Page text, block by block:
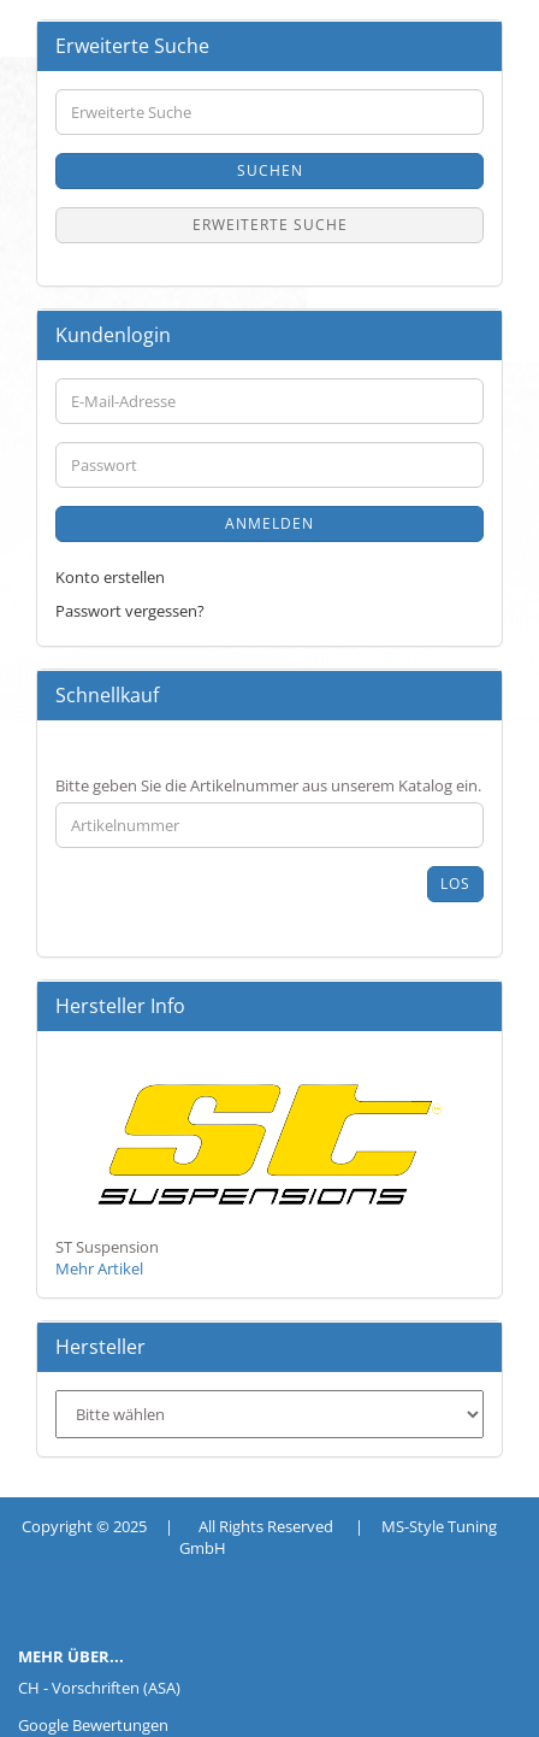
Erweiterte Suche
Erweiterte
Suche
SUCHEN
ERWEITERTE SUCHE
Kundenlogin
E-
Mail-
Adresse
Passwort
ANMELDEN
Konto erstellen
Passwort vergessen?
Schnellkauf
BITTE
GEBEN
SIE
DIE
EIN.
Bitte geben Sie die Artikelnummer aus unserem Katalog ein.
LOS
Hersteller Info
ST Suspension
Mehr Artikel
Hersteller
Copyright © 2025 | All Rights Reserved | MS-Style Tuning
GmbH
MEHR ÜBER...
CH - Vorschriften (ASA)
Google Bewertungen